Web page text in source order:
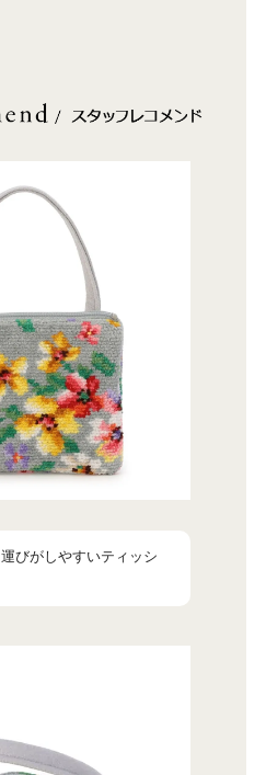
びがしやすいティッシ